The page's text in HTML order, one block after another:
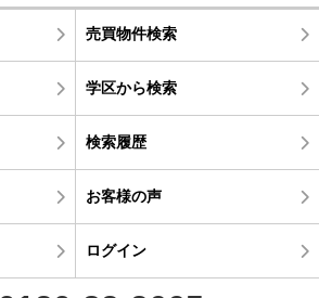
売買物件検索
学区から検索
検索履歴
お客様の声
ログイン